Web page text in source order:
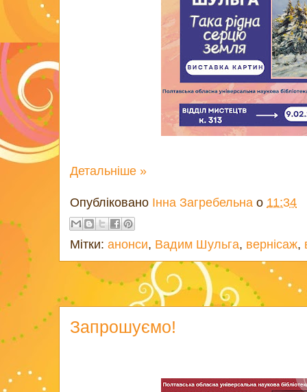
Детальніше »
Опубліковано Інна Загребельна о 11:34
Мітки: анонси, Вадим Шульга, вернісаж,
Запрошуємо!